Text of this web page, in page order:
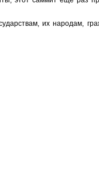
их народам,